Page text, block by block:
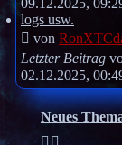
09.12.2025,
logs usw.
von
Letzter Beitrag
02.12.2025,
Neues